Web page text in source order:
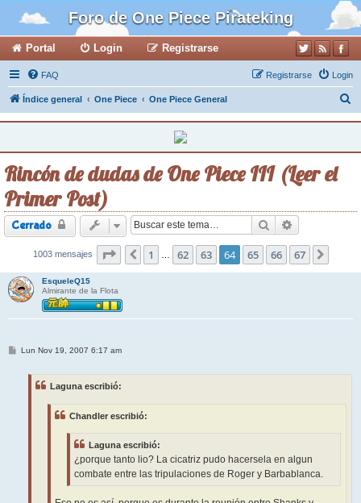
Foro de One Piece Pirateking
Portal Login Registrarse
FAQ Login
Registrarse
Índice general One Piece One Piece General
c
Rincón de dudas de One Piece III (Leer el
Primer Post)
Cerrado Buscar
1003 mensajes Página64de67
Anterior
1 62 63 64 65 66 67
EsqueleQ15
Almirante de la Flota
MLun Nov 19, 2007 6:17 am
Laguna escribió:
Chandler escribió:
Laguna escribió:
¿porque tanto lio? La cicatriz pudo hacersela en algun
combate entre las tripulaciones de Roger y Barbablanca.